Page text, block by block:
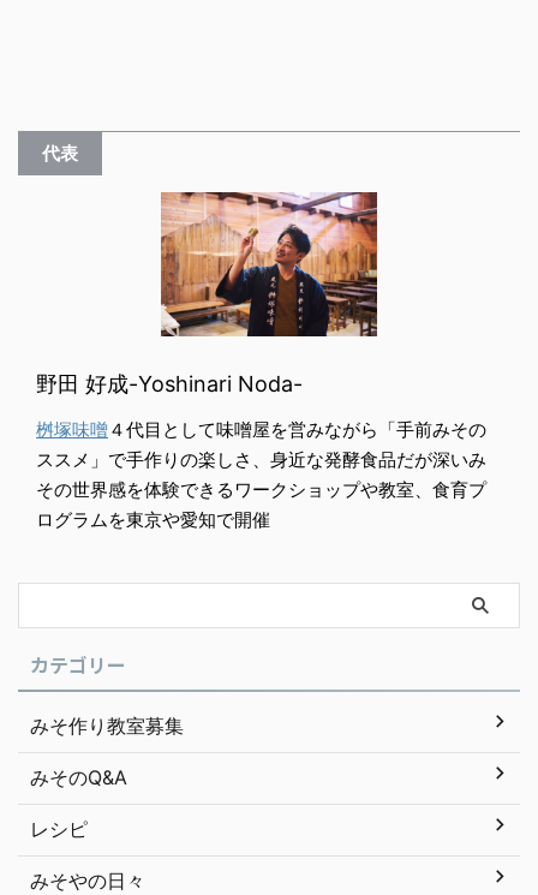
代表
野田 好成-Yoshinari Noda-
桝塚味噌４代目として味噌屋を営みながら「手前みその
ススメ」で手作りの楽しさ、身近な発酵食品だが深いみ
その世界感を体験できるワークショップや教室、食育プ
ログラムを東京や愛知で開催
カテゴリー
みそ作り教室募集
みそのQ&A
レシピ
みそやの日々